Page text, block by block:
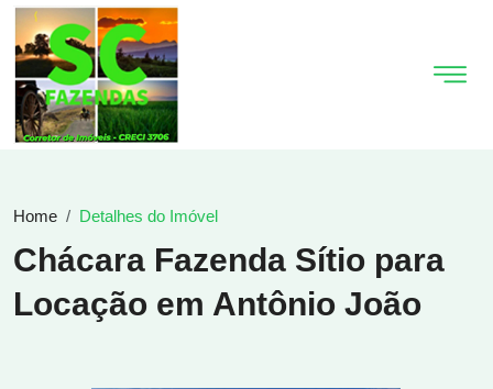
Home Detalhes do Imóvel
Chácara Fazenda Sítio para
Locação em Antônio João